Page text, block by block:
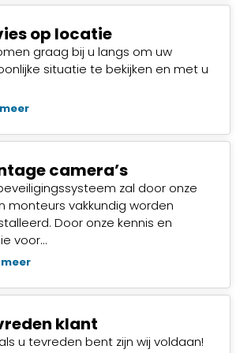
op locatie
graag bij u langs om uw
situatie te bekijken en met u
camera’s
zal door onze
monteurs vakkundig worden
Door onze kennis en
voor…
meer
klant
u tevreden bent zijn wij voldaan!